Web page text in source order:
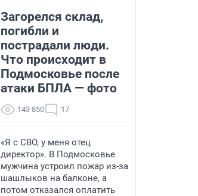
Загорелся склад,
погибли и
пострадали люди.
Что происходит в
Подмосковье после
атаки БПЛА — фото
143 850 17
«Я с СВО, у меня отец
директор». В Подмосковье
мужчина устроил пожар из-за
шашлыков на балконе, а
потом отказался оплатить